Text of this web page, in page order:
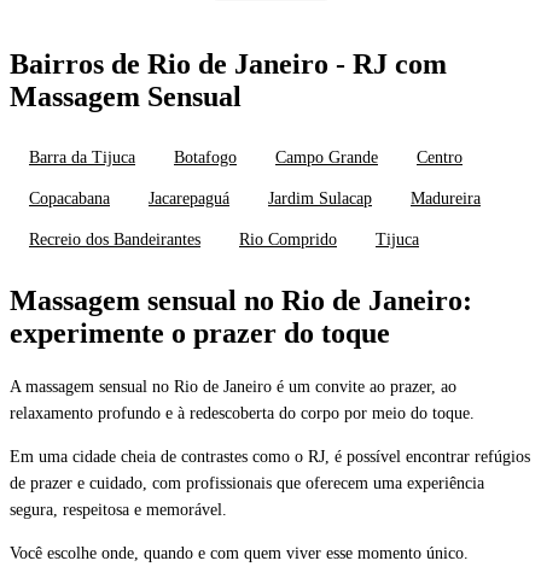
Bairros de Rio de Janeiro - RJ com
Massagem Sensual
Barra da Tijuca Botafogo Campo Grande Centro
Copacabana Jacarepaguá Jardim Sulacap Madureira
Recreio dos Bandeirantes Rio Comprido Tijuca
Massagem sensual no Rio de Janeiro:
experimente o prazer do toque
A massagem sensual no Rio de Janeiro é um convite ao prazer, ao
relaxamento profundo e à redescoberta do corpo por meio do toque.
Em uma cidade cheia de contrastes como o RJ, é possível encontrar refúgios
de prazer e cuidado, com profissionais que oferecem uma experiência
segura, respeitosa e memorável.
Você escolhe onde, quando e com quem viver esse momento único.